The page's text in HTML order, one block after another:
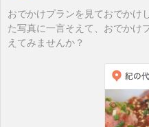
おでかけプランを見ておでかけ
た写真に一言そえて、おでかけ
えてみませんか？